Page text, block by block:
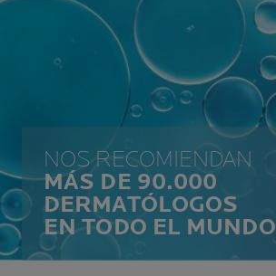
NOS RECOMIENDAN
MÁS DE 90.000
DERMATÓLOGOS
EN TODO EL MUNDO